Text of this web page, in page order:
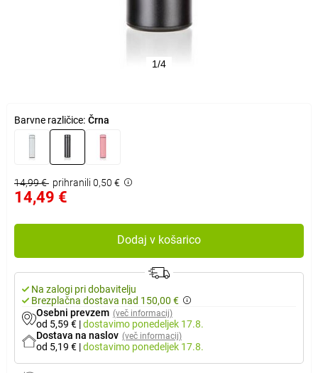
1/4
Barvne različice: Črna
14,99 € prihranili 0,50 €
14,49 €
Dodaj v košarico
Na zalogi pri dobavitelju
Brezplačna dostava nad 150,00 €
Osebni prevzem (več informacij)
od 5,59 € |dostavimo ponedeljek 17.8.
Dostava na naslov (več informacij)
od 5,19 € |dostavimo ponedeljek 17.8.